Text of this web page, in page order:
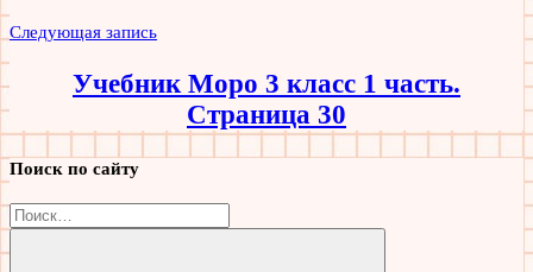
Следующая запись
Учебник Моро 3 класс 1 часть.
Страница 30
Поиск по сайту
Найти: